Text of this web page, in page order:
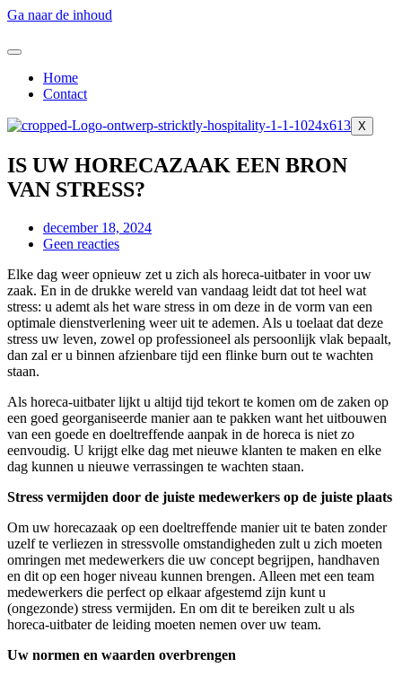
Ga naar de inhoud
Home
Contact
X
IS UW HORECAZAAK EEN BRON
VAN STRESS?
december 18, 2024
Geen reacties
Elke dag weer opnieuw zet u zich als horeca-uitbater in voor uw
zaak. En in de drukke wereld van vandaag leidt dat tot heel wat
stress: u ademt als het ware stress in om deze in de vorm van een
optimale dienstverlening weer uit te ademen. Als u toelaat dat deze
stress uw leven, zowel op professioneel als persoonlijk vlak bepaalt,
dan zal er u binnen afzienbare tijd een flinke burn out te wachten
staan.
Als horeca-uitbater lijkt u altijd tijd tekort te komen om de zaken op
een goed georganiseerde manier aan te pakken want het uitbouwen
van een goede en doeltreffende aanpak in de horeca is niet zo
eenvoudig. U krijgt elke dag met nieuwe klanten te maken en elke
dag kunnen u nieuwe verrassingen te wachten staan.
Stress vermijden door de juiste medewerkers op de juiste plaats
Om uw horecazaak op een doeltreffende manier uit te baten zonder
uzelf te verliezen in stressvolle omstandigheden zult u zich moeten
omringen met medewerkers die uw concept begrijpen, handhaven
en dit op een hoger niveau kunnen brengen. Alleen met een team
medewerkers die perfect op elkaar afgestemd zijn kunt u
(ongezonde) stress vermijden. En om dit te bereiken zult u als
horeca-uitbater de leiding moeten nemen over uw team.
Uw normen en waarden overbrengen